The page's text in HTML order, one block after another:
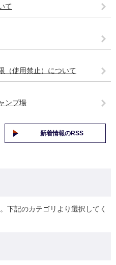
て
（使用禁止）について
ンプ場
新着情報のRSS
下記のカテゴリより選択してく